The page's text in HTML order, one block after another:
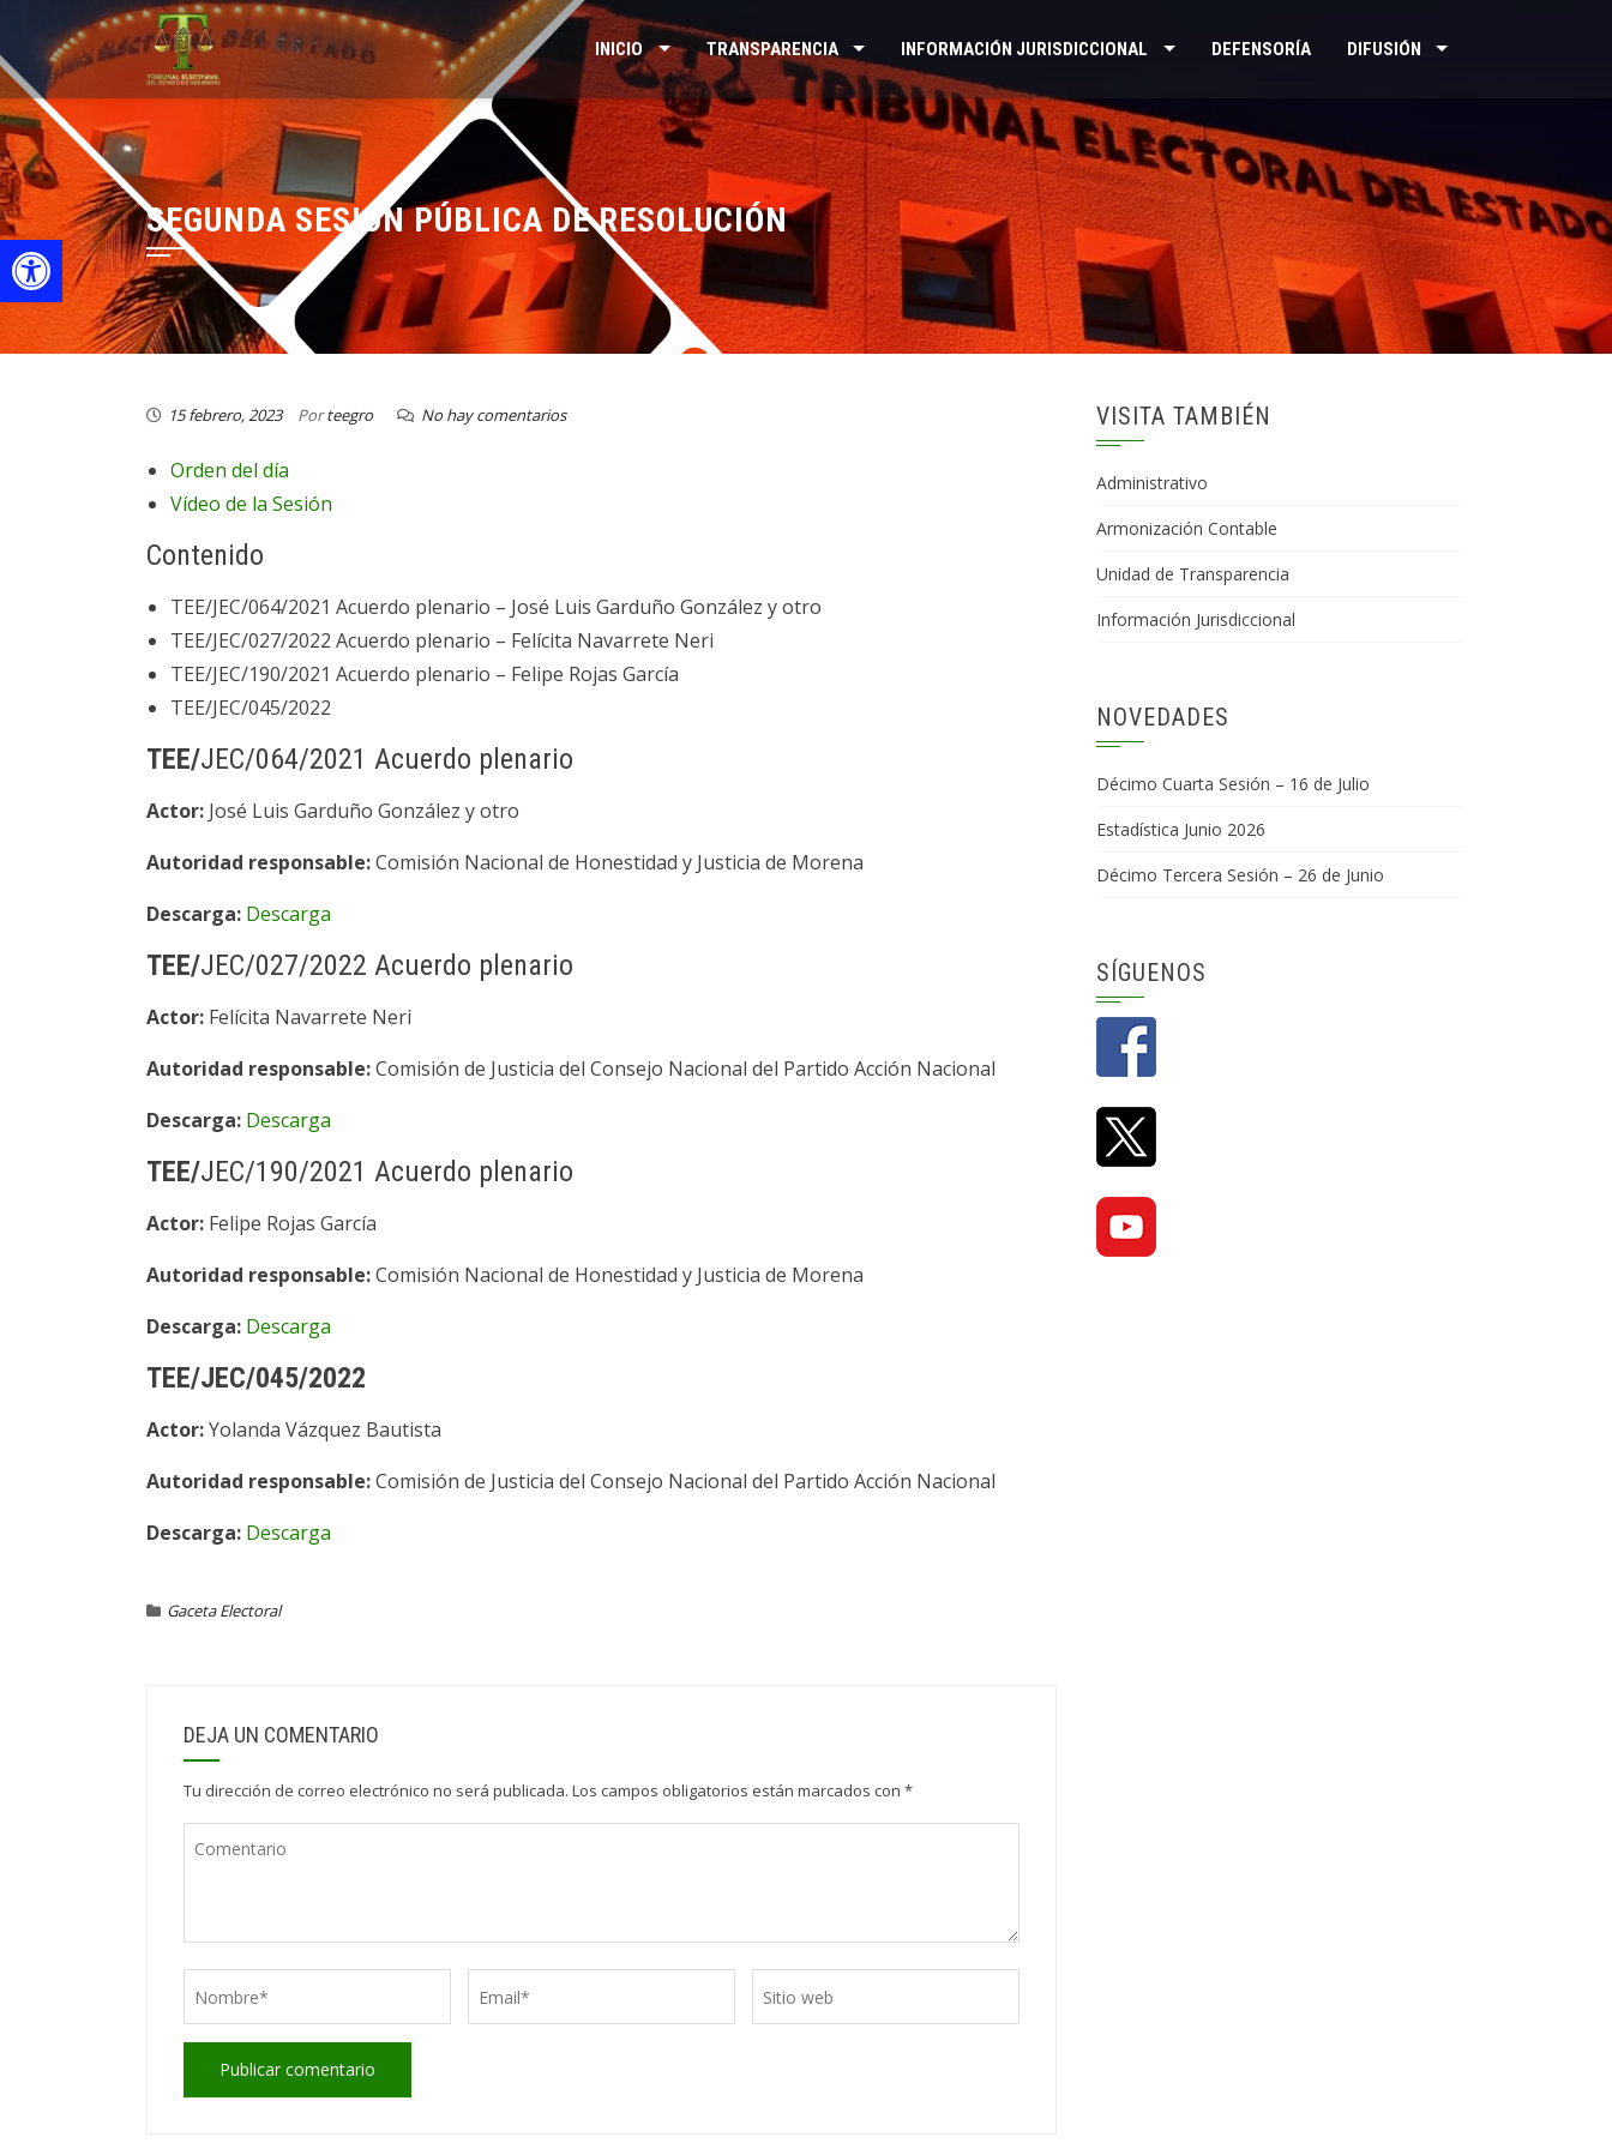
Open toolbar
INICIO TRANSPARENCIA INFORMACIÓN JURISDICCIONAL DEFENSORÍA DIFUSIÓN
SEGUNDA SESIÓN PÚBLICA DE RESOLUCIÓN
15 febrero, 2023 Porteegro No hay comentarios
Orden del día
Vídeo de la Sesión
Contenido
TEE/JEC/064/2021 Acuerdo plenario – José Luis Garduño González y otro
TEE/JEC/027/2022 Acuerdo plenario – Felícita Navarrete Neri
TEE/JEC/190/2021 Acuerdo plenario – Felipe Rojas García
TEE/JEC/045/2022
TEE/JEC/064/2021 Acuerdo plenario
Actor: José Luis Garduño González y otro
Autoridad responsable:Comisión Nacional de Honestidad y Justicia de Morena
Descarga: Descarga
TEE/JEC/027/2022 Acuerdo plenario
Actor: Felícita Navarrete Neri
Autoridad responsable:Comisión de Justicia del Consejo Nacional del Partido Acción Nacional
Descarga: Descarga
TEE/JEC/190/2021 Acuerdo plenario
Actor: Felipe Rojas García
Autoridad responsable:Comisión Nacional de Honestidad y Justicia de Morena
Descarga: Descarga
TEE/JEC/045/2022
Actor:Yolanda Vázquez Bautista
Autoridad responsable:Comisión de Justicia del Consejo Nacional del Partido Acción Nacional
Descarga: Descarga
Gaceta Electoral
DEJA UN COMENTARIO
Tu dirección de correo electrónico no será publicada. Los campos obligatorios están marcados con *
VISITA TAMBIÉN
Administrativo
Armonización Contable
Unidad de Transparencia
Información Jurisdiccional
NOVEDADES
Décimo Cuarta Sesión – 16 de Julio
Estadística Junio 2026
Décimo Tercera Sesión – 26 de Junio
SÍGUENOS